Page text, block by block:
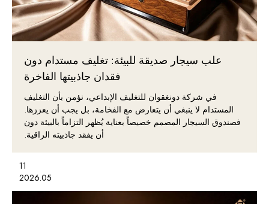
علب سيجار صديقة للبيئة: تغليف مستدام دون
فقدان جاذبيتها الفاخرة
في شركة دونغقوان للتغليف الإبداعي، نؤمن بأن التغليف
المستدام لا ينبغي أن يتعارض مع الفخامة، بل يجب أن يعززها.
فصندوق السيجار المصمم خصيصاً بعناية يُظهر التزاماً بالبيئة دون
أن يفقد جاذبيته الراقية.
11
2026.05